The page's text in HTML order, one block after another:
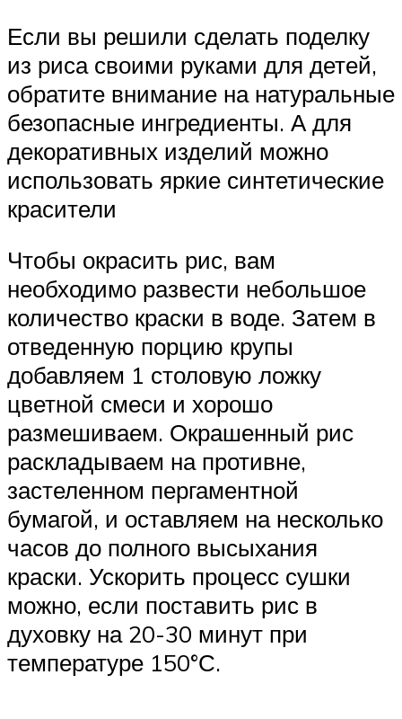
Если вы решили сделать поделку
из риса своими руками для детей,
обратите внимание на натуральные
безопасные ингредиенты. А для
декоративных изделий можно
использовать яркие синтетические
красители
Чтобы окрасить рис, вам
необходимо развести небольшое
количество краски в воде. Затем в
отведенную порцию крупы
добавляем 1 столовую ложку
цветной смеси и хорошо
размешиваем. Окрашенный рис
раскладываем на противне,
застеленном пергаментной
бумагой, и оставляем на несколько
часов до полного высыхания
краски. Ускорить процесс сушки
можно, если поставить рис в
духовку на 20-30 минут при
температуре 150°С.